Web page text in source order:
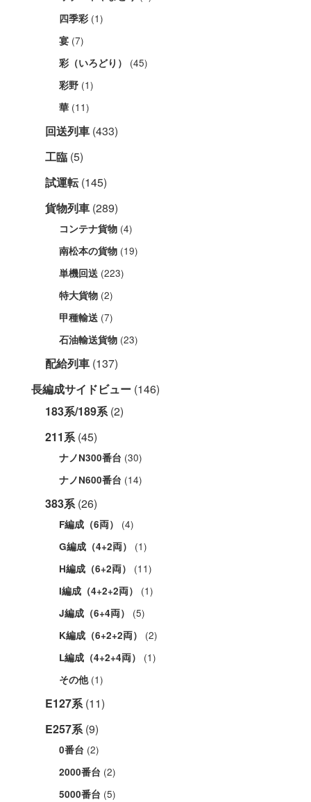
四季彩 (1)
宴 (7)
彩（いろどり） (45)
彩野 (1)
華 (11)
回送列車 (433)
工臨 (5)
試運転(145)
貨物列車 (289)
コンテナ貨物 (4)
南松本の貨物 (19)
単機回送 (223)
特大貨物 (2)
甲種輸送 (7)
石油輸送貨物 (23)
配給列車 (137)
長編成サイドビュー (146)
183系/189系(2)
211系(45)
ナノN300番台 (30)
ナノN600番台 (14)
383系(26)
F編成（6両） (4)
G編成（4+2両） (1)
H編成（6+2両） (11)
I編成（4+2+2両） (1)
J編成（6+4両） (5)
K編成（6+2+2両） (2)
L編成（4+2+4両） (1)
その他(1)
E127系(11)
E257系(9)
0番台 (2)
2000番台 (2)
5000番台 (5)